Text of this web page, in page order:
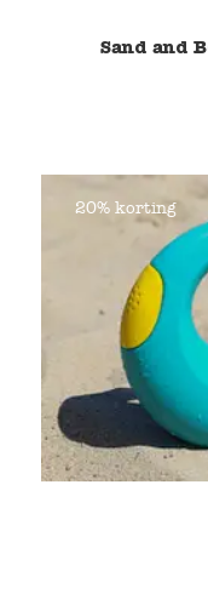
Sand and
20% korting